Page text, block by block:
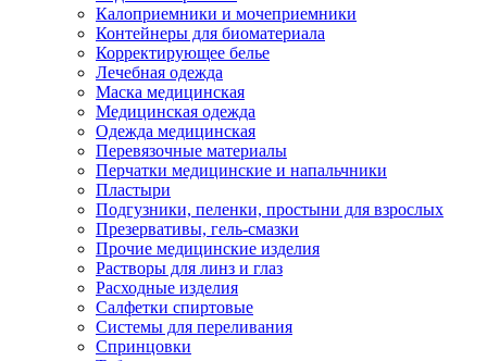
Калоприемники и мочеприемники
Контейнеры для биоматериала
Корректирующее белье
Лечебная одежда
Маска медицинская
Медицинская одежда
Одежда медицинская
Перевязочные материалы
Перчатки медицинские и напальчники
Пластыри
Подгузники, пеленки, простыни для взрослых
Презервативы, гель-смазки
Прочие медицинские изделия
Растворы для линз и глаз
Расходные изделия
Салфетки спиртовые
Системы для переливания
Спринцовки